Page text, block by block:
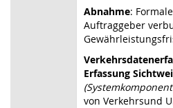
Abnahme:
Auftraggeber
Erfassung
von Verkehrsund